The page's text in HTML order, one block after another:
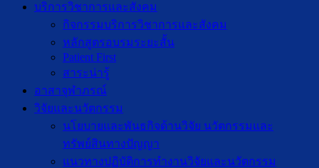
บริการวิชาการและสังคม
กิจกรรมบริการวิชาการและสังคม
หลักสูตรอบรมระยะสั้น
Patient First
สาระน่ารู้
อาสาจุฬาภรณ์
วิจัยและนวัตกรรม
นโยบายและพันธกิจด้านวิจัย นวัตกรรมและ
ทรัพย์สินทางปัญญา
แนวทางปฏิบัติการทำงานวิจัยและนวัตกรรม